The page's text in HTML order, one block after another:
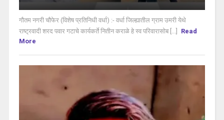
गौतम नगरी चौफेर (विशेष प्रतिनिधी वर्धा) :- वर्धा जिल्ह्यातील ग्राम उमरी येथे
राष्ट्रवादी शरद पवार गटाचे कार्यकर्ते नितीन कराळे हे स्व परिवारासोब [...]
Read
More